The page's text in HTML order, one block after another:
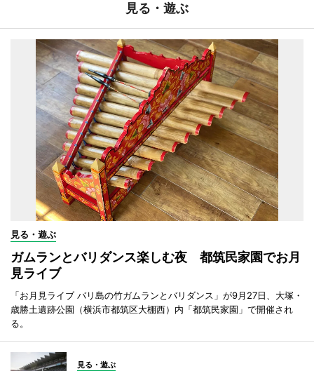
見る・遊ぶ
見る・遊ぶ
ガムランとバリダンス楽しむ夜 都筑民家園でお月
見ライブ
「お月見ライブ バリ島の竹ガムランとバリダンス」が9月27日、大塚・
歳勝土遺跡公園（横浜市都筑区大棚西）内「都筑民家園」で開催され
る。
見る・遊ぶ